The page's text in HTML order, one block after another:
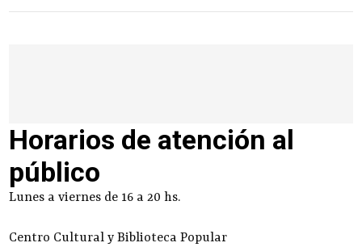
Horarios de atención al
público
Lunes a viernes de 16 a 20 hs.
Centro Cultural y Biblioteca Popular